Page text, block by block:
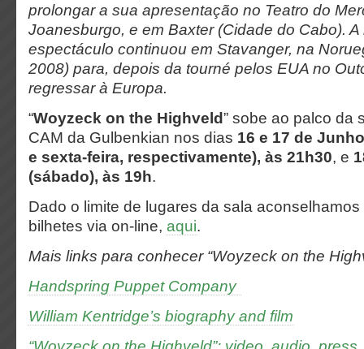
prolongar a sua apresentação no Teatro do
Joanesburgo, e em Baxter (Cidade do Cabo).
espectáculo continuou em Stavanger, na
2008) para, depois da tourné pelos EUA no
regressar à Europa.
“Woyzeck on the Highveld” sobe ao palco da
CAM da Gulbenkian nos dias 16 e 17 de
e sexta-feira, respectivamente), às 21h30, e
(sábado), às 19h.
Dado o limite de lugares da sala
bilhetes via on-line, aqui.
Mais links para conhecer “Woyzeck on the
Handspring Puppet Company
William Kentridge’s biography and film